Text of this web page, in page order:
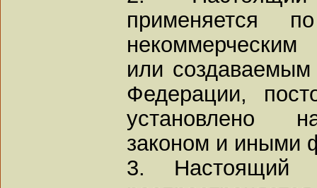
применяется
некоммерческим
или создаваемым
Федерации,
установлено
законом и иными
3. Настоящий